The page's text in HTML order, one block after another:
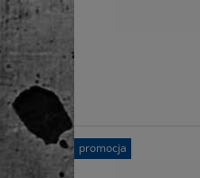
promocja